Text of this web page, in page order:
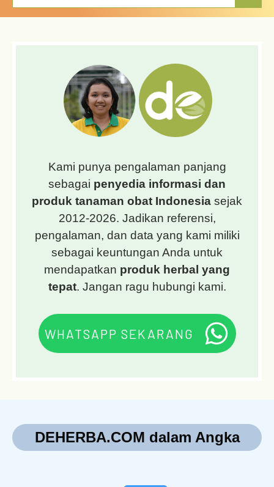
Kami punya pengalaman panjang
sebagai penyedia informasi dan
produk tanaman obat Indonesia sejak
2012-2026. Jadikan referensi,
pengalaman, dan data yang kami miliki
sebagai keuntungan Anda untuk
mendapatkan produk herbal yang
tepat. Jangan ragu hubungi kami.
WHATSAPP SEKARANG
DEHERBA.COM dalam Angka